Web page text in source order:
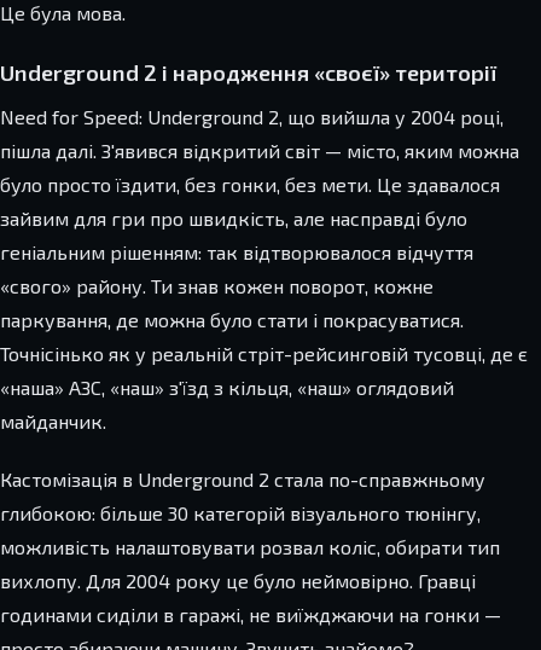
Це була мова.
Underground 2 і народження «своєї» території
Need for Speed: Underground 2, що вийшла у 2004 році,
пішла далі. З'явився відкритий світ — місто, яким можна
було просто їздити, без гонки, без мети. Це здавалося
зайвим для гри про швидкість, але насправді було
геніальним рішенням: так відтворювалося відчуття
«свого» району. Ти знав кожен поворот, кожне
паркування, де можна було стати і покрасуватися.
Точнісінько як у реальній стріт-рейсинговій тусовці, де є
«наша» АЗС, «наш» з'їзд з кільця, «наш» оглядовий
майданчик.
Кастомізація в Underground 2 стала по-справжньому
глибокою: більше 30 категорій візуального тюнінгу,
можливість налаштовувати розвал коліс, обирати тип
вихлопу. Для 2004 року це було неймовірно. Гравці
годинами сиділи в гаражі, не виїжджаючи на гонки —